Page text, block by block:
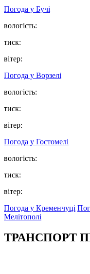
Погода у Бучі
вологість:
тиск:
вітер:
Погода у Ворзелі
вологість:
тиск:
вітер:
Погода у Гостомелі
вологість:
тиск:
вітер:
Погода у Кременчуці
Мелітополі
ТРАНСПОРТ